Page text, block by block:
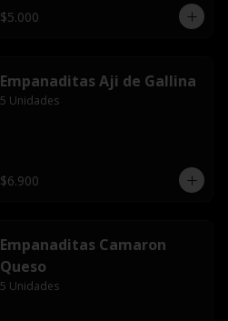
$5.000
Empanaditas Aji de Gallina
5 Unidades
$6.900
Empanaditas Camaron
Queso
5 Unidades